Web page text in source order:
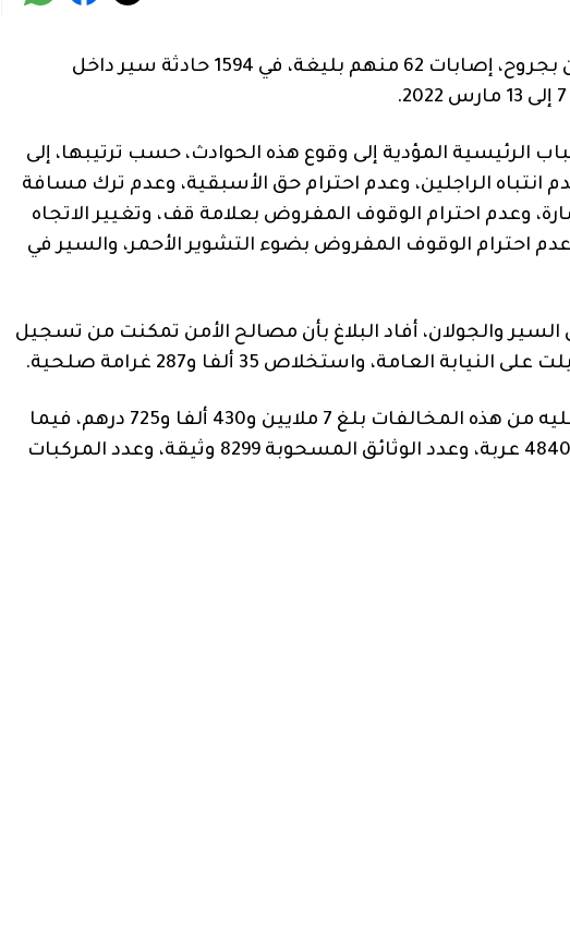
لقي 16 شخصا مصرعهم، وأصيب 2132 آخرون بجروح، إصابات 62 منهم بليغة، في 1594 حادثة سير داخل
الرئيسية المؤدية إلى وقوع ‏هذه الحوادث، حسب ترتيبها، إلى
انتباه الراجلين، وعدم احترام حق الأسبقية، وعدم ترك مسافة
وعدم احترام الوقوف المفروض بعلامة قف، وتغيير الاتجاه
احترام الوقوف المفروض بضوء التشوير الأحمر، والسير في
والجولان، أفاد البلاغ بأن ‏مصالح الأمن تمكنت من تسجيل
وأشار المصدر ذاته إلى أن المبلغ المتحصل عليه من هذه المخالفات بلغ 7 ملايين ‏و430 ألفا و725 درهم، فيما
بلغ عدد العربات الموضوعة بالمحجز البلدي 4840 عربة، وعدد الوثائق المسحوبة 8299 وثيقة، وعدد المركبات